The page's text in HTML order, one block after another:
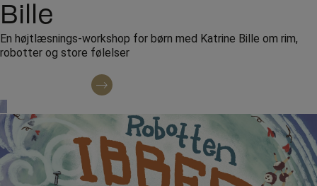
Bille
En højtlæsnings-workshop for børn med Katrine Bille om rim,
robotter og store følelser